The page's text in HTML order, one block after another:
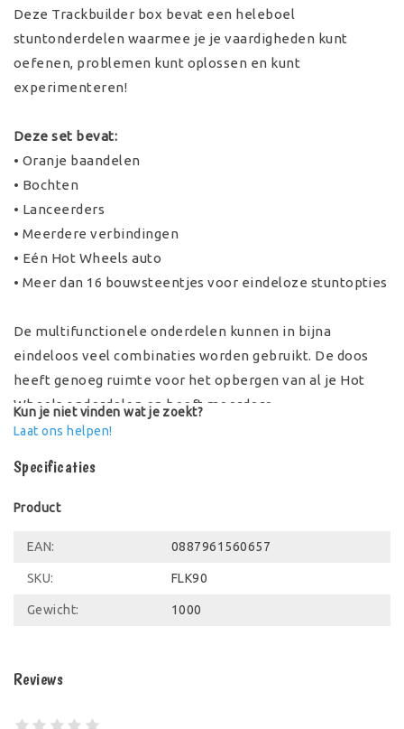
Deze Trackbuilder box bevat een heleboel
stuntonderdelen waarmee je je vaardigheden kunt
oefenen, problemen kunt oplossen en kunt
experimenteren!
Deze set bevat:
• Oranje baandelen
• Bochten
• Lanceerders
• Meerdere verbindingen
• Eén Hot Wheels auto
• Meer dan 16 bouwsteentjes voor eindeloze stuntopties
De multifunctionele onderdelen kunnen in bijna
eindeloos veel combinaties worden gebruikt. De doos
heeft genoeg ruimte voor het opbergen van al je Hot
Wheels onderdelen en heeft meerdere
verbindingspunten waardoor deze onderdeel is van de
Verbeter je bouwwerken met huishoudelijke artikelen
Afwijkende kleuren en versieringen mogelijk.
Kun je niet vinden wat je zoekt?
Laat ons helpen!
Specificaties
Product
EAN: 0887961560657
SKU: FLK90
Gewicht: 1000
Reviews